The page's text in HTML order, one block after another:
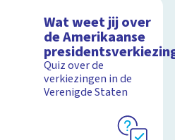
Wat weet jij over
de Amerikaanse
Quiz over de
verkiezingen in de
Verenigde Staten